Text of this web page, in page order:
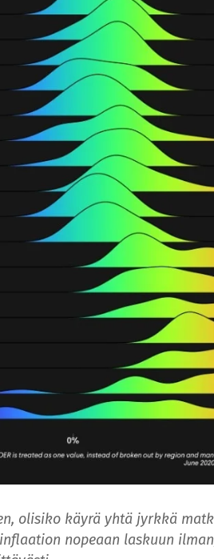
olisiko käyrä yhtä jyrkkä
nopeaan laskuun